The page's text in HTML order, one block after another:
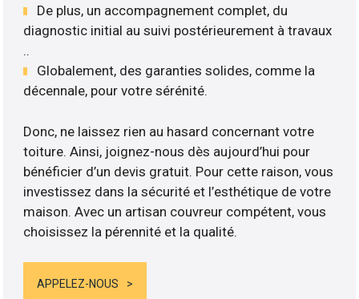
De plus, un accompagnement complet, du
diagnostic initial au suivi postérieurement à travaux
..
Globalement, des garanties solides, comme la
décennale, pour votre sérénité.
Donc, ne laissez rien au hasard concernant votre
toiture. Ainsi, joignez-nous dès aujourd’hui pour
bénéficier d’un devis gratuit. Pour cette raison, vous
investissez dans la sécurité et l’esthétique de votre
maison. Avec un artisan couvreur compétent, vous
choisissez la pérennité et la qualité.
APPELEZ-NOUS